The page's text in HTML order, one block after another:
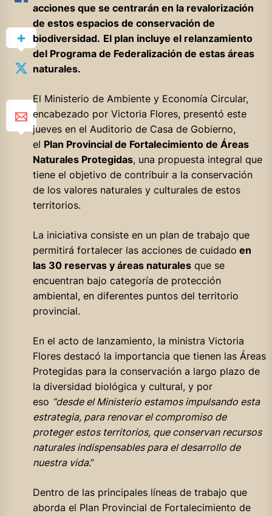
acciones que se centrarán en la revalorización
de estos espacios de conservación de
biodiversidad. El plan incluye el relanzamiento
del Programa de Federalización de estas áreas
naturales.
El Ministerio de Ambiente y Economía Circular,
encabezado por Victoria Flores, presentó este
jueves en el Auditorio de Casa de Gobierno,
el Plan Provincial de Fortalecimiento de Áreas
Naturales Protegidas, una propuesta integral que
tiene el objetivo de contribuir a la conservación
de los valores naturales y culturales de estos
territorios.
La iniciativa consiste en un plan de trabajo que
permitirá fortalecer las acciones de cuidado en
las 30 reservas y áreas naturalesque se
encuentran bajo categoría de protección
ambiental, en diferentes puntos del territorio
provincial.
En el acto de lanzamiento, la ministra Victoria
Flores destacó la importancia que tienen las Áreas
Protegidas para la conservación a largo plazo de
la diversidad biológica y cultural, y por
eso “desde el Ministerio estamos impulsando esta
estrategia, para renovar el compromiso de
proteger estos territorios, que conservan recursos
naturales indispensables para el desarrollo de
nuestra vida.”
Dentro de las principales líneas de trabajo que
aborda el Plan Provincial de Fortalecimiento de